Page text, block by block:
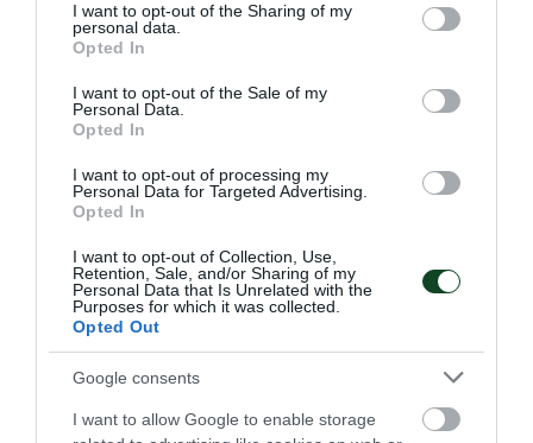
not limited to your visit or usage behaviour. You may click to
grant or deny consent to Google and its third-party tags to
use your data for below specified purposes in below Google
consent section.
I want to opt-out of the Sharing of my
personal data.
Opted In
I want to opt-out of the Sale of my
Personal Data.
Opted In
I want to opt-out of processing my
Personal Data for Targeted Advertising.
Opted In
I want to opt-out of Collection, Use,
Retention, Sale, and/or Sharing of my
Personal Data that Is Unrelated with the
Purposes for which it was collected.
Opted Out
Google consents
I want to allow Google to enable storage
Δύο στα δύο με «πράσινη»
σύμβολη
στο EuroBasket Β' κατηγορίας έχοντας τη Μαριάνθη
Τουλούπη με διψήφιο αριθμό πόντων.
08.08.2026 ΑΚΑΔΗΜΙΑ ΚΑΛΑΘΟΣΦΑΙΡΙΣΗΣ